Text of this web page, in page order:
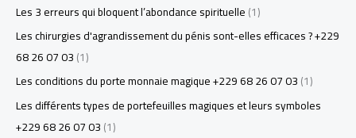
Les 3 erreurs qui bloquent l’abondance spirituelle(1)
Les chirurgies d'agrandissement du pénis sont-elles efficaces ? +229
68 26 07 03(1)
Les conditions du porte monnaie magique +229 68 26 07 03(1)
Les différents types de portefeuilles magiques et leurs symboles
+229 68 26 07 03(1)